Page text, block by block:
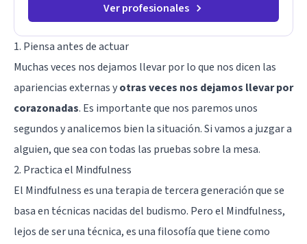
Ver profesionales
1. Piensa antes de actuar
Muchas veces nos dejamos llevar por lo que nos dicen las
apariencias externas yotras veces nos dejamos llevar por
corazonadas. Es importante que nos paremos unos
segundos y analicemos bien la situación. Si vamos a juzgar a
alguien, que sea con todas las pruebas sobre la mesa.
2. Practica el Mindfulness
El Mindfulnesses una terapia de tercera generación que se
basa en técnicas nacidas del budismo. Pero el Mindfulness,
lejos de ser una técnica, es una filosofía que tiene como